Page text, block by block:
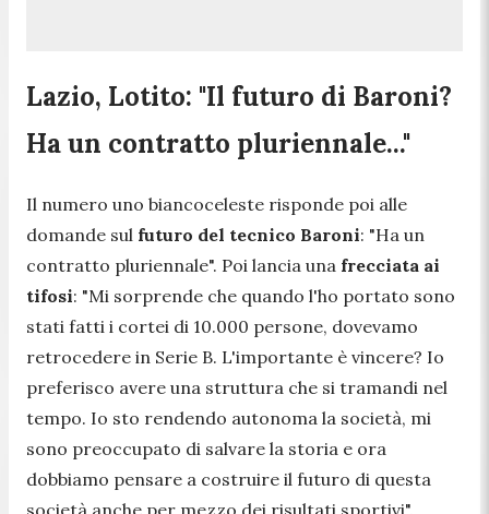
Lazio, Lotito: "Il futuro di Baroni?
Ha un contratto pluriennale..."
Il numero uno biancoceleste risponde poi alle
domande sul futuro del tecnico Baroni: "Ha un
contratto pluriennale". Poi lancia una frecciata ai
tifosi: "Mi sorprende che quando l'ho portato sono
stati fatti i cortei di 10.000 persone, dovevamo
retrocedere in Serie B. L'importante è vincere? Io
preferisco avere una struttura che si tramandi nel
tempo. Io sto rendendo autonoma la società, mi
sono preoccupato di salvare la storia e ora
dobbiamo pensare a costruire il futuro di questa
società anche per mezzo dei risultati sportivi",